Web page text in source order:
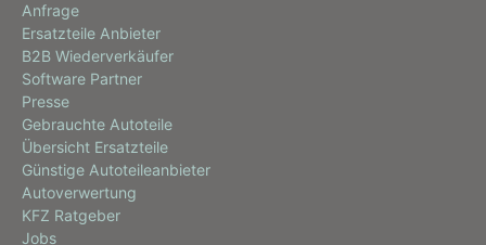
Anfrage
Ersatzteile Anbieter
B2B Wiederverkäufer
Software Partner
Presse
Gebrauchte Autoteile
Übersicht Ersatzteile
Günstige Autoteileanbieter
Autoverwertung
KFZ Ratgeber
Jobs